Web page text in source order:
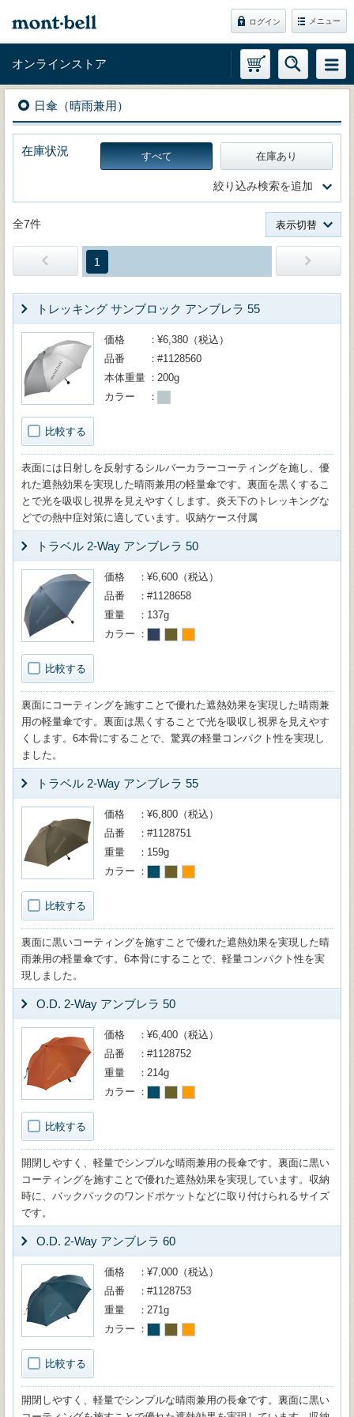
ログイン メニュー
オンラインストア
日傘（晴雨兼用）
在庫状況 すべて 在庫あり
絞り込み検索を追加
全7件 表示切替
1
トレッキング サンブロック アンブレラ 55
比較する
価格
¥6,380（税込）
品番
#1128560
本体重量
200g
カラー
表面には日射しを反射するシルバーカラーコーティングを施し、優
れた遮熱効果を実現した晴雨兼用の軽量傘です。裏面を黒くするこ
とで光を吸収し視界を見えやすくします。炎天下のトレッキングな
どでの熱中症対策に適しています。収納ケース付属
トラベル 2-Way アンブレラ 50
比較する
価格
¥6,600（税込）
品番
#1128658
重量
137g
カラー
裏面にコーティングを施すことで優れた遮熱効果を実現した晴雨兼
用の軽量傘です。裏面は黒くすることで光を吸収し視界を見えやす
くします。6本骨にすることで、驚異の軽量コンパクト性を実現し
ました。
トラベル 2-Way アンブレラ 55
比較する
価格
¥6,800（税込）
品番
#1128751
重量
159g
カラー
裏面に黒いコーティングを施すことで優れた遮熱効果を実現した晴
雨兼用の軽量傘です。6本骨にすることで、軽量コンパクト性を実
現しました。
O.D. 2-Way アンブレラ 50
比較する
価格
¥6,400（税込）
品番
#1128752
重量
214g
カラー
開閉しやすく、軽量でシンプルな晴雨兼用の長傘です。裏面に黒い
コーティングを施すことで優れた遮熱効果を実現しています。収納
時に、バックパックのワンドポケットなどに取り付けられるサイズ
です。
O.D. 2-Way アンブレラ 60
比較する
価格
¥7,000（税込）
品番
#1128753
重量
271g
カラー
開閉しやすく、軽量でシンプルな晴雨兼用の長傘です。裏面に黒い